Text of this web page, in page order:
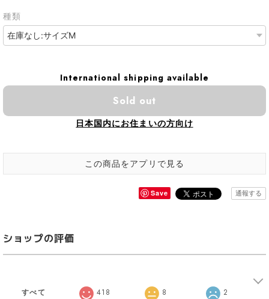
種類
International shipping available
Sold out
日本国内にお住まいの方向け
この商品をアプリで見る
Save 通報する
ショップの評価
すべて 418 8 2